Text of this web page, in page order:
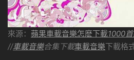
來源： 蘋果車載音樂怎麽下載1000
//車載音樂合集下載車載音樂下載格